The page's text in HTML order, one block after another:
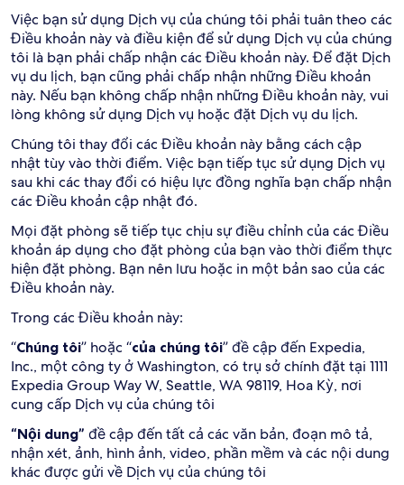
Việc bạn sử dụng Dịch vụ của chúng tôi phải tuân theo các
Điều khoản này và điều kiện để sử dụng Dịch vụ của chúng
tôi là bạn phải chấp nhận các Điều khoản này. Để đặt Dịch
vụ du lịch, bạn cũng phải chấp nhận những Điều khoản
này. Nếu bạn không chấp nhận những Điều khoản này, vui
lòng không sử dụng Dịch vụ hoặc đặt Dịch vụ du lịch.
Chúng tôi thay đổi các Điều khoản này bằng cách cập
nhật tùy vào thời điểm. Việc bạn tiếp tục sử dụng Dịch vụ
sau khi các thay đổi có hiệu lực đồng nghĩa bạn chấp nhận
các Điều khoản cập nhật đó.
Mọi đặt phòng sẽ tiếp tục chịu sự điều chỉnh của các Điều
khoản áp dụng cho đặt phòng của bạn vào thời điểm thực
hiện đặt phòng. Bạn nên lưu hoặc in một bản sao của các
Điều khoản này.
Trong các Điều khoản này:
“Chúng tôi” hoặc “của chúng tôi” đề cập đến Expedia,
Inc., một công ty ở Washington, có trụ sở chính đặt tại 1111
Expedia Group Way W, Seattle, WA 98119, Hoa Kỳ, nơi
cung cấp Dịch vụ của chúng tôi
“Nội dung” đề cập đến tất cả các văn bản, đoạn mô tả,
nhận xét, ảnh, hình ảnh, video, phần mềm và các nội dung
khác được gửi về Dịch vụ của chúng tôi